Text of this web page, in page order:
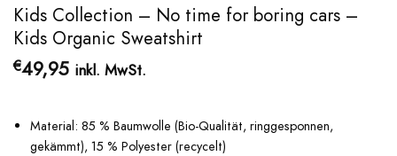
Kids Collection – No time for boring cars –
Kids Organic Sweatshirt
€49,95 inkl. MwSt.
Material: 85 % Baumwolle (Bio-Qualität, ringgesponnen,
gekämmt), 15 % Polyester (recycelt)